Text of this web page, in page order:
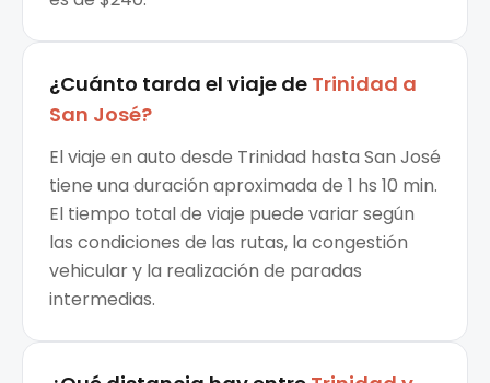
¿Cuánto tarda el viaje de Trinidad a
San José?
El viaje en auto desde Trinidad hasta San José
tiene una duración aproximada de 1 hs 10 min.
El tiempo total de viaje puede variar según
las condiciones de las rutas, la congestión
vehicular y la realización de paradas
intermedias.